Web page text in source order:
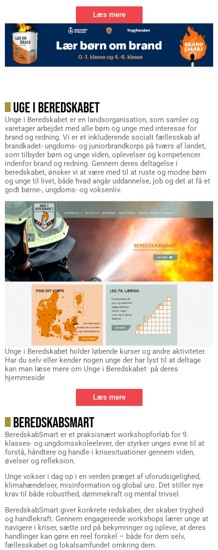
Læs mere
UGE I BEREDSKABET
Unge i Beredskabet er en landsorganisation, som samler og
varetager arbejdet med alle børn og unge med interesse for
brand og redning. Vi er et inkluderende socialt fællesskab af
brandkadet- ungdoms- og juniorbrandkorps på tværs af landet,
som tilbyder børn og unge viden, oplevelser og kompetencer
indenfor brand og redning. Gennem deres deltagelse i
beredskabet, ønsker vi at være med til at ruste og modne børn
og unge til livet, både hvad angår uddannelse, job og det at få et
godt børne-, ungdoms- og voksenliv.
Unge i Beredskabet holder løbende kurser og andre aktiviteter.
Har du selv eller kender nogen unge der har lyst til at deltage
kan man læse mere om Unge i Beredskabet på deres
hjemmeside
Læs mere
BEREDSKABSMART
BeredskabSmart er et praksisnært workshopforløb for 9.
klasses- og ungdomsskoleelever, der styrker unges evne til at
forstå, håndtere og handle i krisesituationer gennem viden,
øvelser og refleksion.
Unge vokser i dag op i en verden præget af uforudsigelighed,
klimahændelser, misinformation og global uro. Det stiller nye
krav til både robusthed, dømmekraft og mental trivsel.
BeredskabSmart giver konkrete redskaber, der skaber tryghed
og handlekraft. Gennem engagerende workshops lærer unge at
navigere i kriser, sætte ord på bekymringer og opleve, at deres
handlinger kan gøre en reel forskel – både for dem selv,
fællesskabet og lokalsamfundet omkring dem.